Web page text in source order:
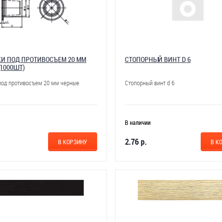
ПОД ПРОТИВОСЪЕМ 20 ММ
противосъем 20 мм черные
В КОРЗИНУ
СТОПОРНЫЙ ВИНТ D 6
Стопорный винт d 6
В наличии
2.76 р. В